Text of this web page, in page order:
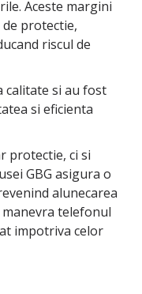
Aceste margini
protectie,
riscul de
calitate si au fost
si eficienta
protectie, ci si
GBG asigura o
alunecarea
telefonul
impotriva celor